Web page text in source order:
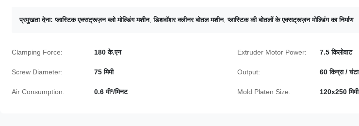
प्रमुखता देना: प्लास्टिक एक्सट्रूज़न ब्लो मोल्डिंग मशीन,डिशवॉशर क्लीनर बोतल मशीन,प्लास्टिक की बोतलों के एक्सट्रूज़न मोल्डिंग का निर्माण
Clamping Force: 180 के.एन Extruder Motor Power: 7.5 किलोवाट
Screw Diameter: 75 मिमी Output: 60 किग्रा / घंटा
Air Consumption: 0.6 मी³/मिनट Mold Platen Size: 120x250 मिमी